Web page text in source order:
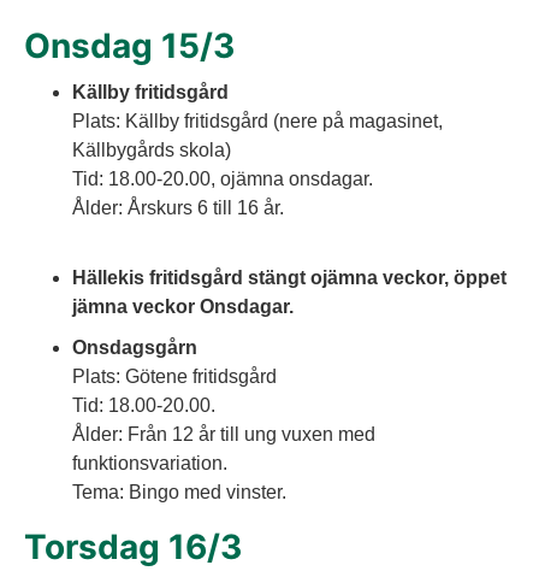
Onsdag 15/3
Källby fritidsgård
Plats: Källby fritidsgård (nere på magasinet,
Källbygårds skola)
Tid: 18.00-20.00, ojämna onsdagar.
Ålder: Årskurs 6 till 16 år.
Hällekis fritidsgård stängt ojämna veckor, öppet
jämna veckor Onsdagar.
Onsdagsgårn
Plats: Götene fritidsgård
Tid: 18.00-20.00.
Ålder: Från 12 år till ung vuxen med
funktionsvariation.
Tema: Bingo med vinster.
Torsdag 16/3